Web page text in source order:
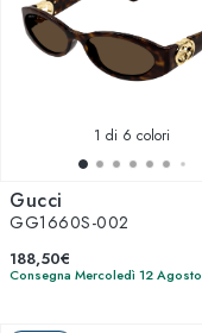
1 di 6 colori
Gucci
GG1660S-002
188,50€
Consegna Mercoledì 12 Agosto